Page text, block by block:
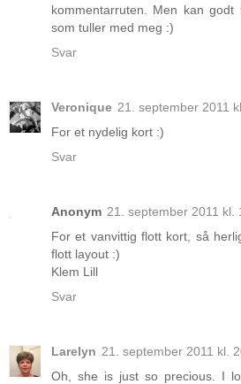
kommentarruten. Men kan
som tuller med meg :)
Svar
Veronique 21. september 2011
For et nydelig kort :)
Svar
Anonym 21. september 2011 kl.
For et vanvittig flott kort, så
flott layout :)
Klem Lill
Svar
Larelyn 21. september 2011 kl.
Oh, she is just so precious. I